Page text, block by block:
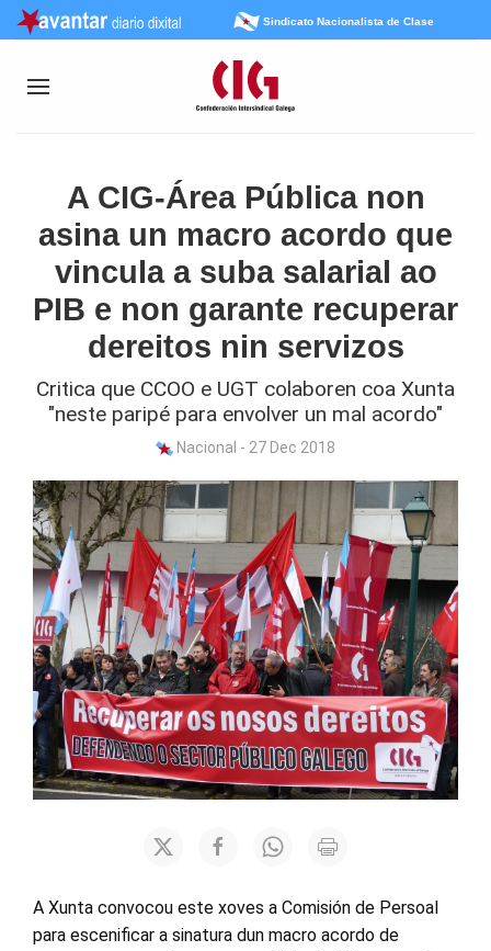
Sindicato Nacionalista de Clase
A CIG-Área Pública non
asina un macro acordo que
vincula a suba salarial ao
PIB e non garante recuperar
dereitos nin servizos
Critica que CCOO e UGT colaboren coa Xunta
"neste paripé para envolver un mal acordo"
Nacional - 27 Dec 2018
A Xunta convocou este xoves a Comisión de Persoal
para escenificar a sinatura dun macro acordo de